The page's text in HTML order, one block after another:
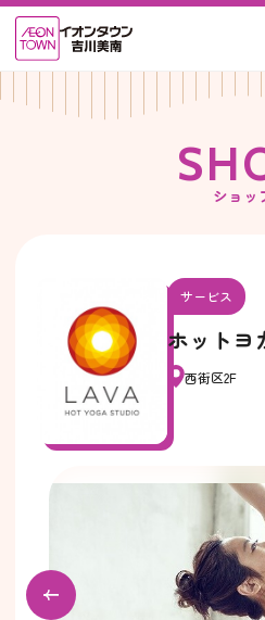
SH
ショッ
サービス
ホットヨ
西街区2F